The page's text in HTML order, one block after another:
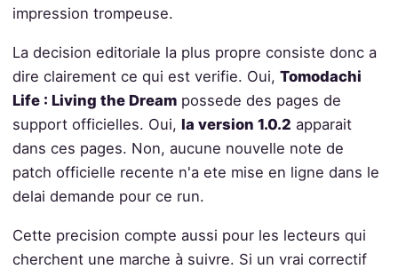
impression trompeuse.
La decision editoriale la plus propre consiste donc a
dire clairement ce qui est verifie. Oui, Tomodachi
Life : Living the Dreampossede des pages de
support officielles. Oui, la version 1.0.2 apparait
dans ces pages. Non, aucune nouvelle note de
patch officielle recente n'a ete mise en ligne dans le
delai demande pour ce run.
Cette precision compte aussi pour les lecteurs qui
cherchent une marche à suivre. Si un vrai correctif